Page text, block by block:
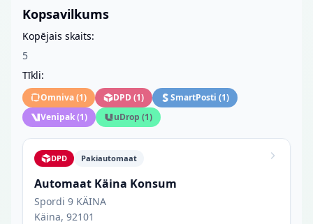
Kopsavilkums
Kopējais skaits:
5
Tīkli:
Omniva(1) DPD(1) SmartPosti (1)
Venipak(1) uDrop (1)
DPD Pakiautomaat
Automaat Käina Konsum
Spordi 9 KÄINA
Käina, 92101